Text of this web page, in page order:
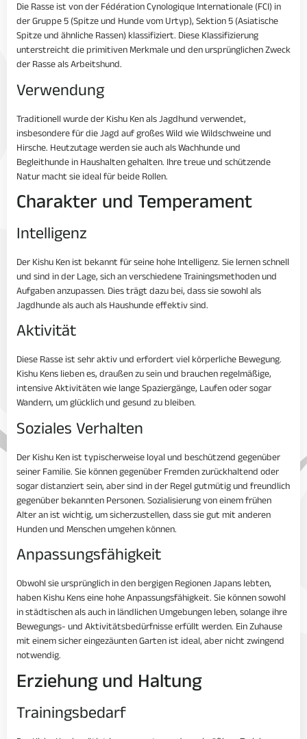
Die Rasse ist von der Fédération Cynologique Internationale (FCI) in
der Gruppe 5 (Spitze und Hunde vom Urtyp), Sektion 5 (Asiatische
Spitze und ähnliche Rassen) klassifiziert. Diese Klassifizierung
unterstreicht die primitiven Merkmale und den ursprünglichen Zweck
der Rasse als Arbeitshund.
Verwendung
Traditionell wurde der Kishu Ken als Jagdhund verwendet,
insbesondere für die Jagd auf großes Wild wie Wildschweine und
Hirsche. Heutzutage werden sie auch als Wachhunde und
Begleithunde in Haushalten gehalten. Ihre treue und schützende
Natur macht sie ideal für beide Rollen.
Charakter und Temperament
Intelligenz
Der Kishu Ken ist bekannt für seine hohe Intelligenz. Sie lernen schnell
und sind in der Lage, sich an verschiedene Trainingsmethoden und
Aufgaben anzupassen. Dies trägt dazu bei, dass sie sowohl als
Jagdhunde als auch als Haushunde effektiv sind.
Aktivität
Diese Rasse ist sehr aktiv und erfordert viel körperliche Bewegung.
Kishu Kens lieben es, draußen zu sein und brauchen regelmäßige,
intensive Aktivitäten wie lange Spaziergänge, Laufen oder sogar
Wandern, um glücklich und gesund zu bleiben.
Soziales Verhalten
Der Kishu Ken ist typischerweise loyal und beschützend gegenüber
seiner Familie. Sie können gegenüber Fremden zurückhaltend oder
sogar distanziert sein, aber sind in der Regel gutmütig und freundlich
gegenüber bekannten Personen. Sozialisierung von einem frühen
Alter an ist wichtig, um sicherzustellen, dass sie gut mit anderen
Hunden und Menschen umgehen können.
Anpassungsfähigkeit
Obwohl sie ursprünglich in den bergigen Regionen Japans lebten,
haben Kishu Kens eine hohe Anpassungsfähigkeit. Sie können sowohl
in städtischen als auch in ländlichen Umgebungen leben, solange ihre
Bewegungs- und Aktivitätsbedürfnisse erfüllt werden. Ein Zuhause
mit einem sicher eingezäunten Garten ist ideal, aber nicht zwingend
notwendig.
Erziehung und Haltung
Trainingsbedarf